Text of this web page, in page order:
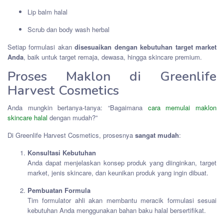
Lip balm halal
Scrub dan body wash herbal
Setiap formulasi akandisesuaikan dengan kebutuhan target market
Anda, baik untuk target remaja, dewasa, hingga skincare premium.
Proses Maklon di Greenlife
Harvest Cosmetics
Anda mungkin bertanya-tanya: “Bagaimana cara memulai maklon
skincare halal dengan mudah?”
Di Greenlife Harvest Cosmetics, prosesnya sangat mudah:
Konsultasi Kebutuhan
Anda dapat menjelaskan konsep produk yang diinginkan, target
market, jenis skincare, dan keunikan produk yang ingin dibuat.
Pembuatan Formula
Tim formulator ahli akan membantu meracik formulasi sesuai
kebutuhan Anda menggunakan bahan baku halal bersertifikat.